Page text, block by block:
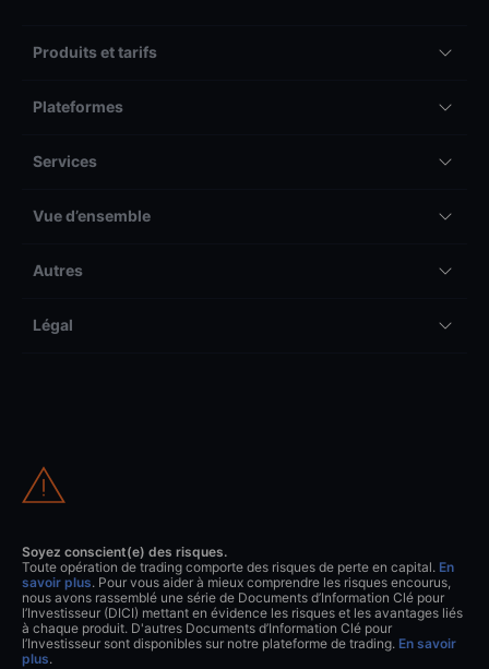
Produits et tarifs
Plateformes
Services
Vue d’ensemble
Autres
Légal
Soyez conscient(e) des risques.
Toute opération de trading comporte des risques de perte en capital. En
savoir plus. Pour vous aider à mieux comprendre les risques encourus,
nous avons rassemblé une série de Documents d’Information Clé pour
l’Investisseur (DICI) mettant en évidence les risques et les avantages liés
à chaque produit. D'autres Documents d’Information Clé pour
l’Investisseur sont disponibles sur notre plateforme de trading. En savoir
plus.